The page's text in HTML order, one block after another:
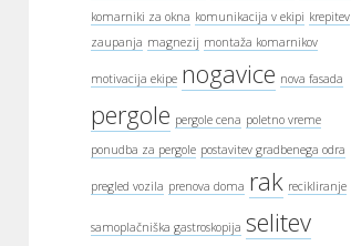
komarniki za okna komunikacija v ekipi krepitev
zaupanja magnezij montaža komarnikov
motivacija ekipe nogavice nova fasada
pergole pergole cena poletno vreme
ponudba za pergole postavitev gradbenega odra
pregled vozila prenova doma rak recikliranje
samoplačniška gastroskopija selitev